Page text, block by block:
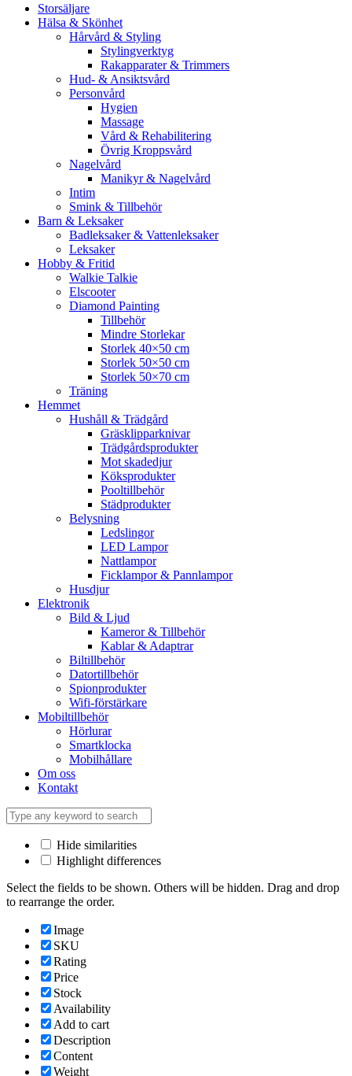
Storsäljare
Hälsa & Skönhet
Hårvård & Styling
Stylingverktyg
Rakapparater & Trimmers
Hud- & Ansiktsvård
Personvård
Hygien
Massage
Vård & Rehabilitering
Övrig Kroppsvård
Nagelvård
Manikyr & Nagelvård
Intim
Smink & Tillbehör
Barn & Leksaker
Badleksaker & Vattenleksaker
Leksaker
Hobby & Fritid
Walkie Talkie
Elscooter
Diamond Painting
Tillbehör
Mindre Storlekar
Storlek 40×50 cm
Storlek 50×50 cm
Storlek 50×70 cm
Träning
Hemmet
Hushåll & Trädgård
Gräsklipparknivar
Trädgårdsprodukter
Mot skadedjur
Köksprodukter
Pooltillbehör
Städprodukter
Belysning
Ledslingor
LED Lampor
Nattlampor
Ficklampor & Pannlampor
Husdjur
Elektronik
Bild & Ljud
Kameror & Tillbehör
Kablar & Adaptrar
Biltillbehör
Datortillbehör
Spionprodukter
Wifi-förstärkare
Mobiltillbehör
Hörlurar
Smartklocka
Mobilhållare
Om oss
Kontakt
Hide similarities
Highlight differences
Select the fields to be shown. Others will be hidden. Drag and drop
to rearrange the order.
Image
SKU
Rating
Price
Stock
Availability
Add to cart
Description
Content
Weight